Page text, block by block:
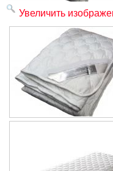
Увеличить